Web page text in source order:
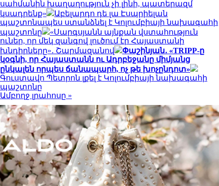
սահմանին խաղաղություն չի լինի, պատերազմ
կսադրենք»
Աբելարդո դե լա Էսպրիելան
պաշտոնապես ստանձնել է Կոլումբիայի նախագահի
պաշտոնը
«Սարգսյանն այնքան վստահություն
ուներ, որ մեկ զանգով լուծում էր Հայաստանի
խնդիրները»․ Շարմազանով
Փաշինյան․ «TRIPP-ը
կօգնի, որ Հայաստանն ու Ադրբեջանը միմյանց
ընկալեն որպես ճանապարհ, ոչ թե խոչընդոտ»
Գուստավո Պետրոն լքել է Կոլումբիայի նախագահի
պաշտոնը
Ամբողջ լրահոսը »